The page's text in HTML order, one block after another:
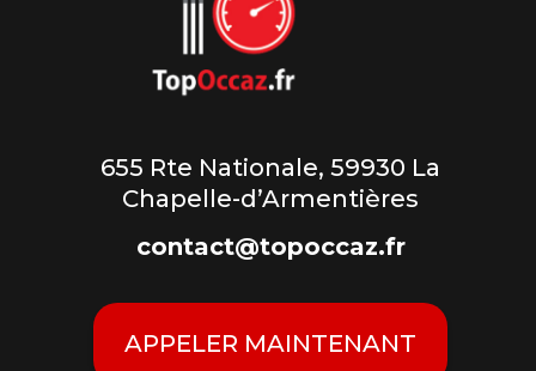
655 Rte Nationale, 59930 La
Chapelle-d’Armentières
contact@topoccaz.fr
APPELER MAINTENANT